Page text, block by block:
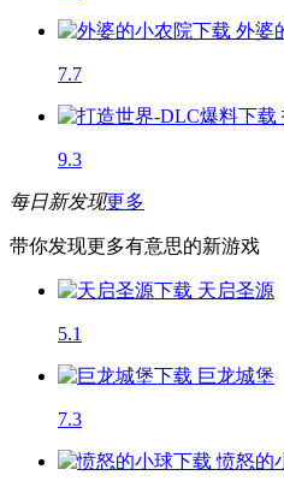
外婆
7.7
9.3
每日新发现更多
带你发现更多有意思的新游戏
天启圣源
5.1
巨龙城堡
7.3
愤怒的